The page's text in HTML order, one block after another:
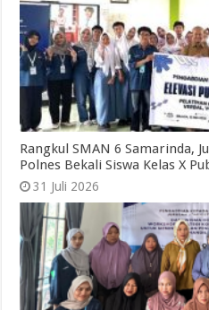
Rangkul SMAN 6 Samarinda,
Polnes Bekali Siswa Kelas X
31 Juli 2026